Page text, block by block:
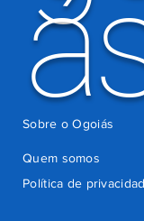
Quem somos
Política de
Sobre o Ogoiás